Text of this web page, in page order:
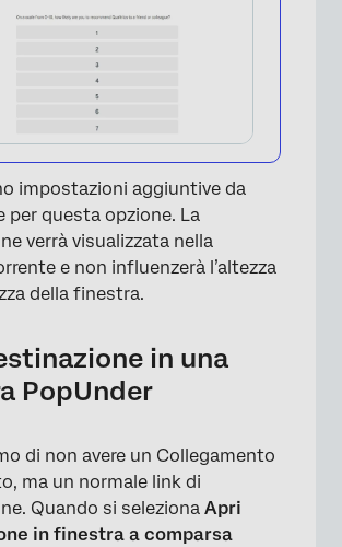
×
impostazioni aggiuntive da
per questa opzione. La
verrà visualizzata nella
e non influenzerà l’altezza
della finestra.
in una
PopUnder
di non avere un Collegamento
ma un normale link di
Quando si seleziona Apri
in finestra a comparsa